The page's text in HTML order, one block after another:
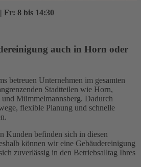
Fr: 8 bis 14:30
auch in Horn oder
betreuen Unternehmen im gesamten
Stadtteilen wie Horn,
Mümmelmannsberg. Dadurch
flexible Planung und schnelle
Kunden befinden sich in diesen
können wir eine Gebäudereinigung
zuverlässig in den Betriebsalltag Ihres